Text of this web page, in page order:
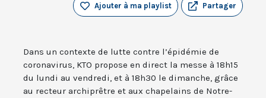
Partager
Ajouter à ma playlist
Dans un contexte de lutte contre l’épidémie de
coronavirus, KTO propose en direct la messe à 18h15
du lundi au vendredi, et à 18h30 le dimanche, grâce
au recteur archiprêtre et aux chapelains de Notre-